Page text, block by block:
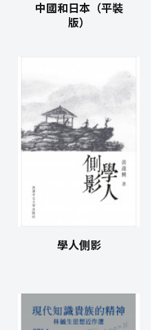
中國和日本（平裝
版）
學人側影